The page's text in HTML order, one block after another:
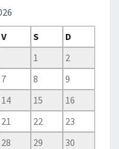
V S
D
1
2
7 8
9
14 15
16
21 22
23
28 29
30